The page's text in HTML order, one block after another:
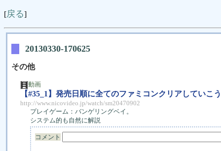
[戻る]
20130330-170625
その他
動画
【#35_1】発売日順に全てのファミコンクリアしていこ
http://www.nicovideo.jp/watch/sm20470902
プレイゲーム：バンゲリングベイ。
システム的も自然に解説
コメント